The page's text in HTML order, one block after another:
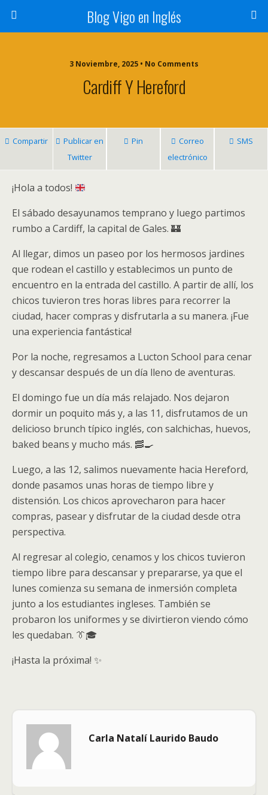
Blog Vigo en Inglés
3 Noviembre, 2025 • No Comments
Cardiff Y Hereford
Compartir
Publicar en
Twitter
Pin
Correo
electrónico
SMS
¡Hola a todos!
El sábado desayunamos temprano y luego partimos
rumbo a Cardiff, la capital de Gales. 🏰
Al llegar, dimos un paseo por los hermosos jardines
que rodean el castillo y establecimos un punto de
encuentro en la entrada del castillo. A partir de allí, los
chicos tuvieron tres horas libres para recorrer la
ciudad, hacer compras y disfrutarla a su manera. ¡Fue
una experiencia fantástica!
Por la noche, regresamos a Lucton School para cenar
y descansar después de un día lleno de aventuras.
El domingo fue un día más relajado. Nos dejaron
dormir un poquito más y, a las 11, disfrutamos de un
delicioso brunch típico inglés, con salchichas, huevos,
baked beans y mucho más. 🥓🍳
Luego, a las 12, salimos nuevamente hacia Hereford,
donde pasamos unas horas de tiempo libre y
distensión. Los chicos aprovecharon para hacer
compras, pasear y disfrutar de la ciudad desde otra
perspectiva.
Al regresar al colegio, cenamos y los chicos tuvieron
tiempo libre para descansar y prepararse, ya que el
lunes comienza su semana de inmersión completa
junto a los estudiantes ingleses. También se
probaron los uniformes y se divirtieron viendo cómo
les quedaban. 👔🎓
¡Hasta la próxima! ✨
Carla Natalí Laurido Baudo